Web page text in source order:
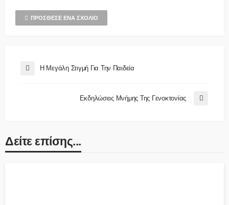
ΠΡΌΣΘΕΣΕ ΈΝΑ ΣΧΌΛΙΟ
Η Μεγάλη Στιγμή Για Την Παιδεία
Εκδηλώσεις Μνήμης Της Γενοκτονίας
Δείτε επίσης...